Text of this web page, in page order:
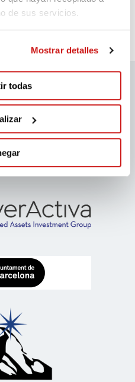
de sus servicios.
Mostrar detalles
todas